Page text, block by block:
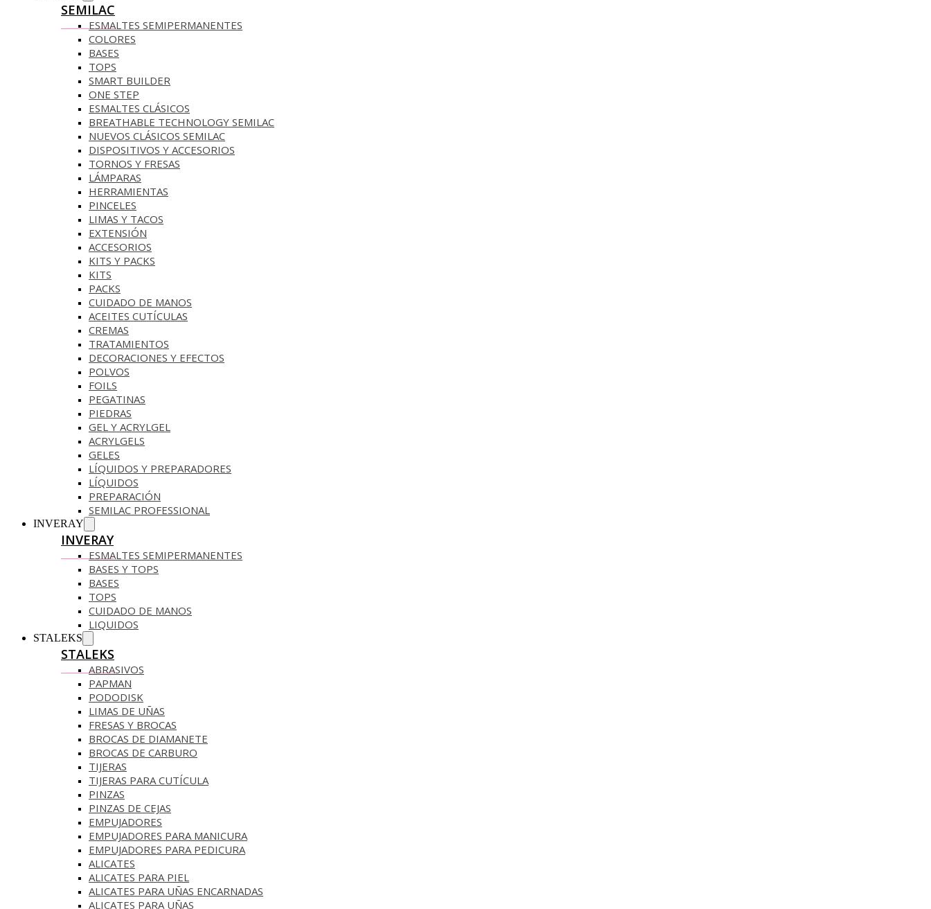
SEMILAC
ESMALTES SEMIPERMANENTES
COLORES
BASES
TOPS
SMART BUILDER
ONE STEP
ESMALTES CLÁSICOS
BREATHABLE TECHNOLOGY SEMILAC
NUEVOS CLÁSICOS SEMILAC
DISPOSITIVOS Y ACCESORIOS
TORNOS Y FRESAS
LÁMPARAS
HERRAMIENTAS
PINCELES
LIMAS Y TACOS
EXTENSIÓN
ACCESORIOS
KITS Y PACKS
KITS
PACKS
CUIDADO DE MANOS
ACEITES CUTÍCULAS
CREMAS
TRATAMIENTOS
DECORACIONES Y EFECTOS
POLVOS
FOILS
PEGATINAS
PIEDRAS
GEL Y ACRYLGEL
ACRYLGELS
GELES
LÍQUIDOS Y PREPARADORES
LÍQUIDOS
PREPARACIÓN
SEMILAC PROFESSIONAL
INVERAY
INVERAY
ESMALTES SEMIPERMANENTES
BASES Y TOPS
BASES
TOPS
CUIDADO DE MANOS
LIQUIDOS
STALEKS
STALEKS
ABRASIVOS
PAPMAN
PODODISK
LIMAS DE UÑAS
FRESAS Y BROCAS
BROCAS DE DIAMANETE
BROCAS DE CARBURO
TIJERAS
TIJERAS PARA CUTÍCULA
PINZAS
PINZAS DE CEJAS
EMPUJADORES
EMPUJADORES PARA MANICURA
EMPUJADORES PARA PEDICURA
ALICATES
ALICATES PARA PIEL
ALICATES PARA UÑAS ENCARNADAS
ALICATES PARA UÑAS